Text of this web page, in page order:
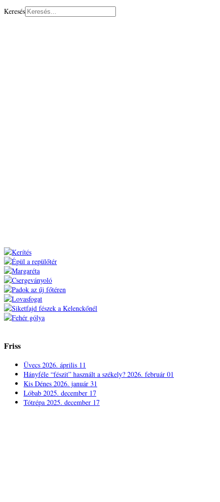
Keresés
Friss
Üvecs 2026. április 11
Hányféle “fészit” használt a székely? 2026. február 01
Kis Dénes 2026. január 31
Lóbab 2025. december 17
Tótrépa 2025. december 17